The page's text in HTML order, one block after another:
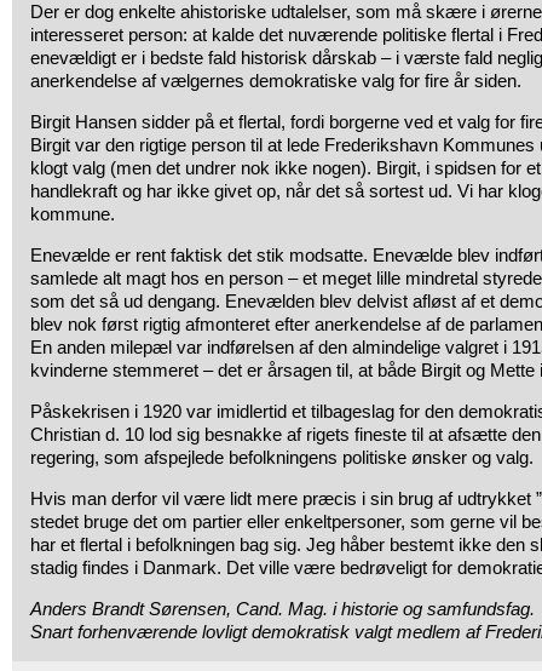
Der er dog enkelte ahistoriske udtalelser, som må skære i
interesseret person: at kalde det nuværende politiske flertal i
enevældigt er i bedste fald historisk dårskab – i værste fald
anerkendelse af vælgernes demokratiske valg for fire år siden.
Birgit Hansen sidder på et flertal, fordi borgerne ved et valg for
Birgit var den rigtige person til at lede Frederikshavn
klogt valg (men det undrer nok ikke nogen). Birgit, i spidsen for
handlekraft og har ikke givet op, når det så sortest ud. Vi har
kommune.
Enevælde er rent faktisk det stik modsatte. Enevælde blev
samlede alt magt hos en person – et meget lille mindretal
som det så ud dengang. Enevælden blev delvist afløst af et
blev nok først rigtig afmonteret efter anerkendelse af de
En anden milepæl var indførelsen af den almindelige valgret i
kvinderne stemmeret – det er årsagen til, at både Birgit og Mette
Påskekrisen i 1920 var imidlertid et tilbageslag for den
Christian d. 10 lod sig besnakke af rigets fineste til at afsætte
regering, som afspejlede befolkningens politiske ønsker og valg.
Hvis man derfor vil være lidt mere præcis i sin brug af udtrykket
stedet bruge det om partier eller enkeltpersoner, som gerne vil
har et flertal i befolkningen bag sig. Jeg håber bestemt ikke den
stadig findes i Danmark. Det ville være bedrøveligt for
Anders Brandt Sørensen, Cand. Mag. i historie og samfundsfag.
Snart forhenværende lovligt demokratisk valgt medlem af